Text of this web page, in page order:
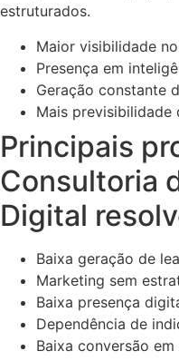
estruturados.
Maior visibilidade
Presença em
Geração constante
Mais previsibilidade
Principais
Consultoria
Digital
Baixa geração de
Marketing sem
Baixa presença
Dependência de
Baixa conversão